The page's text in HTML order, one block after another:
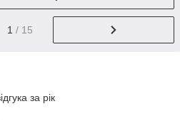
1 / 15
за рік